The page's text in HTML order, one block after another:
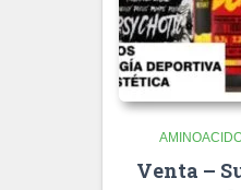
Venta –